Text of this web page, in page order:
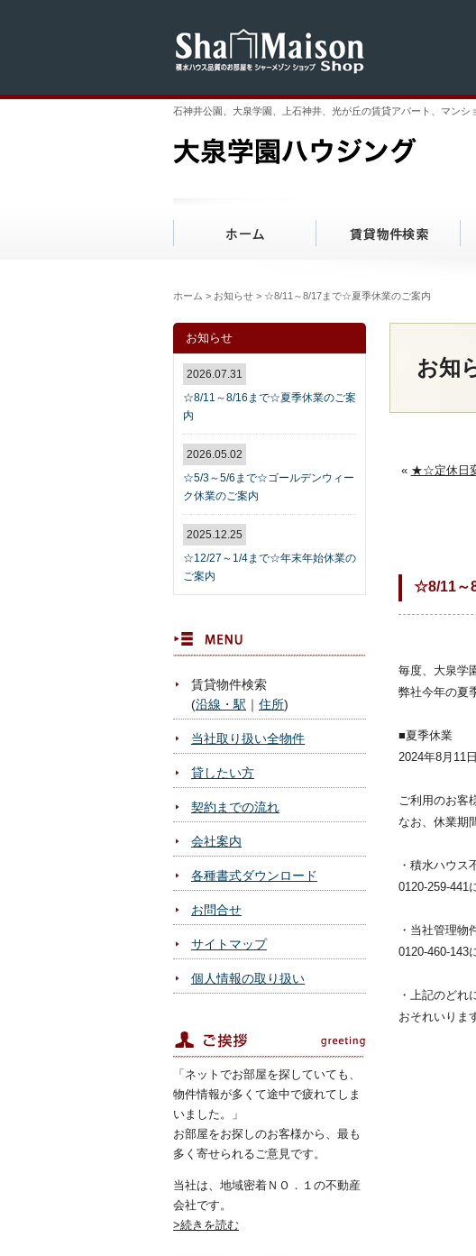
石神井公園、大泉学園、上石神井、光が丘の賃貸アパート、マン
ホーム > お知らせ > ☆8/11～8/17まで☆夏季休業のご案内
お知
« ★☆定休日
☆8/11～
毎度、大泉学
弊社今年の夏
■夏季休業
2024年8月11
ご利用のお客
なお、休業期
・積水ハウス
0120-259-441
・当社管理物
0120-460-143
・上記のどれ
おそれいりま
お知らせ
2026.07.31
☆8/11～8/16まで☆夏季休業のご案
内
2026.05.02
☆5/3～5/6まで☆ゴールデンウィー
ク休業のご案内
2025.12.25
☆12/27～1/4まで☆年末年始休業の
ご案内
賃貸物件検索
(沿線・駅 ｜ 住所)
当社取り扱い全物件
貸したい方
契約までの流れ
会社案内
各種書式ダウンロード
お問合せ
サイトマップ
個人情報の取り扱い
「ネットでお部屋を探していても、
物件情報が多くて途中で疲れてしま
いました。」
お部屋をお探しのお客様から、最も
多く寄せられるご意見です。
当社は、地域密着ＮＯ．１の不動産
会社です。
>続きを読む